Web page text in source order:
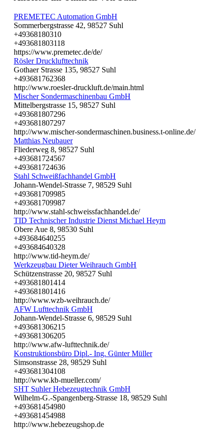
PREMETEC Automation GmbH
Sommerbergstrasse 42, 98527 Suhl
+49368180310
+493681803118
https://www.premetec.de/de/
Rösler Drucklufttechnik
Gothaer Strasse 135, 98527 Suhl
+493681762368
http://www.roesler-druckluft.de/main.html
Mischer Sondermaschinenbau GmbH
Mittelbergstrasse 15, 98527 Suhl
+493681807296
+493681807297
http://www.mischer-sondermaschinen.business.t-online.de/
Matthias Neubauer
Fliederweg 8, 98527 Suhl
+493681724567
+493681724636
Stahl Schweißfachhandel GmbH
Johann-Wendel-Strasse 7, 98529 Suhl
+493681709985
+493681709987
http://www.stahl-schweissfachhandel.de/
TID Technischer Industrie Dienst Michael Heym
Obere Aue 8, 98530 Suhl
+493684640255
+493684640328
http://www.tid-heym.de/
Werkzeugbau Dieter Weihrauch GmbH
Schützenstrasse 20, 98527 Suhl
+493681801414
+493681801416
http://www.wzb-weihrauch.de/
AFW Lufttechnik GmbH
Johann-Wendel-Strasse 6, 98529 Suhl
+493681306215
+493681306205
http://www.afw-lufttechnik.de/
Konstruktionsbüro Dipl.- Ing. Günter Müller
Simsonstrasse 28, 98529 Suhl
+493681304108
http://www.kb-mueller.com/
SHT Suhler Hebezeugtechnik GmbH
Wilhelm-G.-Spangenberg-Strasse 18, 98529 Suhl
+493681454980
+493681454988
http://www.hebezeugshop.de